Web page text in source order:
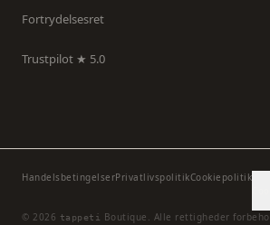
Fortrydelsesret
Trustpilot ★ 5.0
HandelsbetingelserPrivatlivspolitikCookiepolitik
© 2026 tappeti Boutique. Alle rettigheder